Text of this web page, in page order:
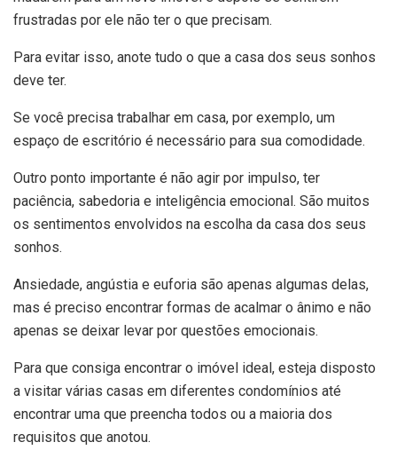
frustradas por ele não ter o que precisam.
Para evitar isso, anote tudo o que a casa dos seus sonhos
deve ter.
Se você precisa trabalhar em casa, por exemplo, um
espaço de escritório é necessário para sua comodidade.
Outro ponto importante é não agir por impulso, ter
paciência, sabedoria e inteligência emocional. São muitos
os sentimentos envolvidos na escolha da casa dos seus
sonhos.
Ansiedade, angústia e euforia são apenas algumas delas,
mas é preciso encontrar formas de acalmar o ânimo e não
apenas se deixar levar por questões emocionais.
Para que consiga encontrar o imóvel ideal, esteja disposto
a visitar várias casas em diferentes condomínios até
encontrar uma que preencha todos ou a maioria dos
requisitos que anotou.